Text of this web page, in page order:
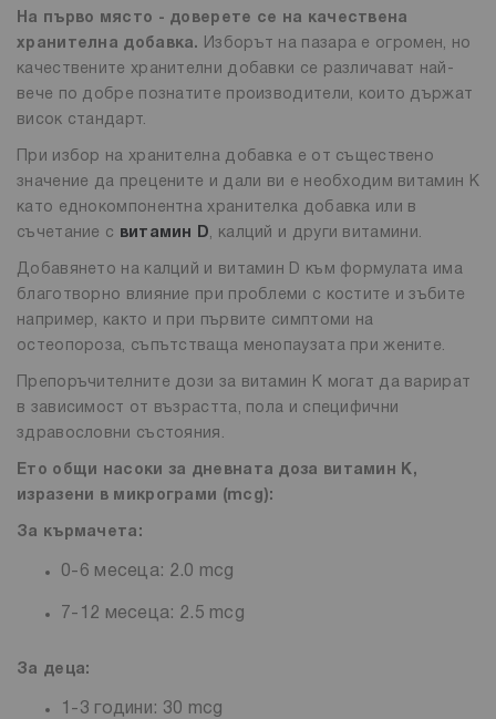
На първо място - доверете се на качествена
хранителна добавка.
Изборът на пазара е огромен, но
качествените хранителни добавки се различават най-
вече по добре познатите производители, които държат
висок стандарт.
При избор на хранителна добавка е от съществено
значение да прецените и дали ви е необходим витамин К
като еднокомпонентна хранителка добавка или в
съчетание с
витамин D, калций и други витамини.
Добавянето на калций и витамин D към формулата има
благотворно влияние при проблеми с костите и зъбите
например, както и при първите симптоми на
остеопороза, съпътстваща менопаузата при жените.
Препоръчителните дози за витамин К могат да варират
в зависимост от възрастта, пола и специфични
здравословни състояния.
Ето общи насоки за дневната доза витамин К,
изразени в микрограми (mcg):
За кърмачета:
0-6 месеца: 2.0 mcg
7-12 месеца: 2.5 mcg
За деца:
1-3 години: 30 mcg